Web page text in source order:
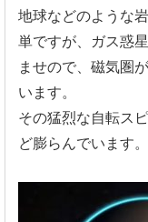
地球などのような
単ですが、
ガス惑
ませので、 磁気圏
います。
その猛烈な自転ス
ど膨らんでいます。